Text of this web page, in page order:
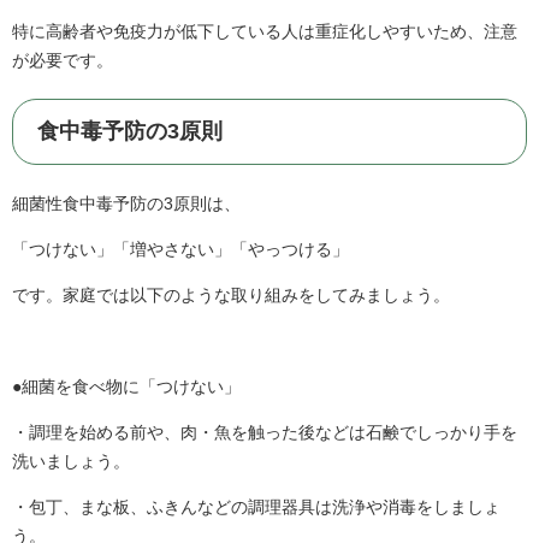
特に高齢者や免疫力が低下している人は重症化しやすいため、注意
が必要です。
食中毒予防の3原則
細菌性食中毒予防の3原則は、
「つけない」「増やさない」「やっつける」
です。家庭では以下のような取り組みをしてみましょう。
●細菌を食べ物に「つけない」
・調理を始める前や、肉・魚を触った後などは石鹸でしっかり手を
洗いましょう。
・包丁、まな板、ふきんなどの調理器具は洗浄や消毒をしましょ
う。